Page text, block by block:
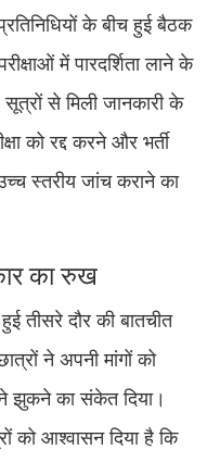
के बीच हुई बैठक
में पारदर्शिता लाने के
से मिली जानकारी के
को रद्द करने और भर्ती
स्तरीय जांच कराने का
का रुख
तीसरे दौर की बातचीत
ने अपनी मांगों को
झुकने का संकेत दिया।
को आश्वासन दिया है कि